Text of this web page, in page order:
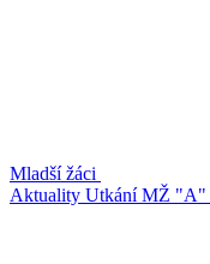
Mladší žáci
Aktuality Utkání MŽ "A"